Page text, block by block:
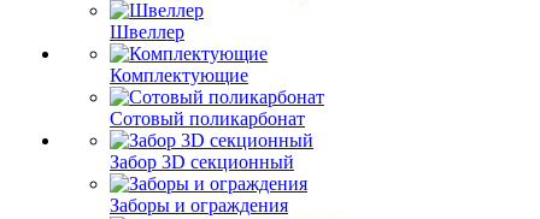
Швеллер
Комплектующие
Сотовый поликарбонат
Забор 3D секционный
Заборы и ограждения